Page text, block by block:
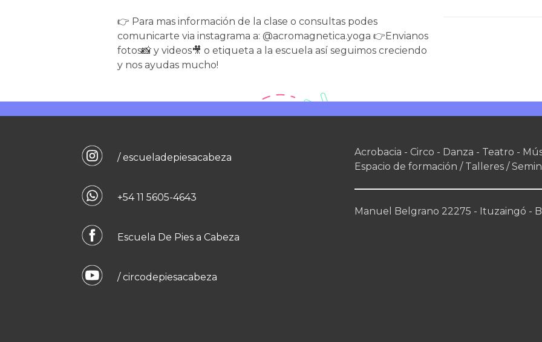
👉 Para mas información de la clase o consultas podes
comunicarte via instagrama a: @acromagnetica.yoga 👉Envianos
fotos📸 y videos🎥 o etiqueta a la escuela así seguimos creciendo
y nos ayudas mucho!
/ escueladepiesacabeza
+54 11 5605-4643
Escuela De Pies a Cabeza
/ circodepiesacabeza
Acrobacia - Circo - Danza - Teatro -
Espacio de formación / Talleres /
Manuel Belgrano 22275 - Ituzaingó -